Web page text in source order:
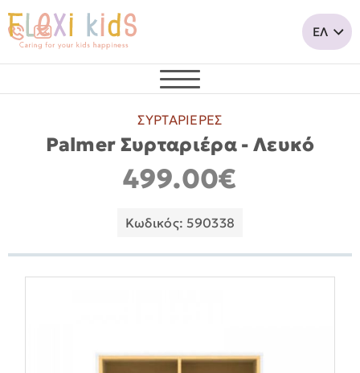
ΣΥΡΤΑΡΙΕΡΕΣ
Palmer Συρταριέρα - Λευκό
499.00€
Κωδικός: 590338